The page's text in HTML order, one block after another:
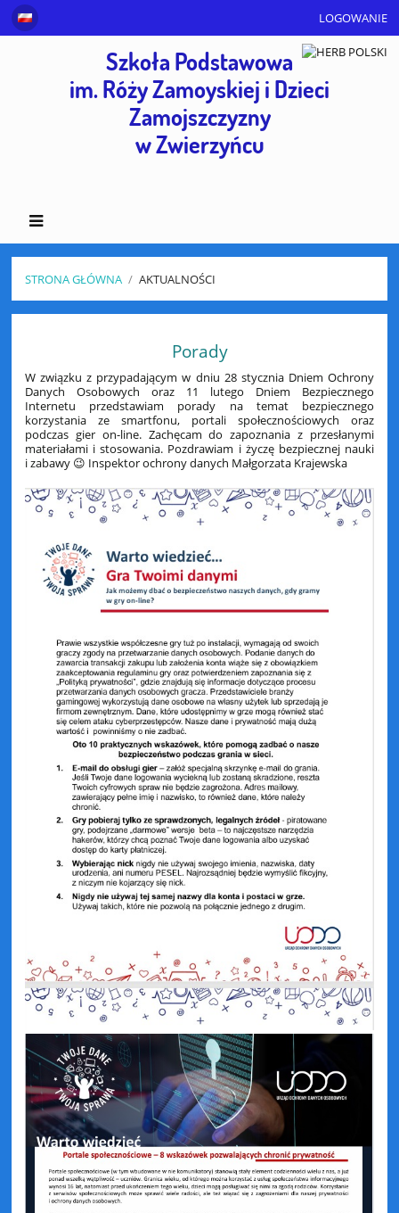
LOGOWANIE
Szkoła Podstawowa
im. Róży Zamoyskiej i Dzieci
Zamojszczyzny
w Zwierzyńcu
STRONA GŁÓWNA / AKTUALNOŚCI
Porady
W związku z przypadającym w dniu 28 stycznia Dniem Ochrony
Danych Osobowych oraz 11 lutego Dniem Bezpiecznego
Internetu przedstawiam porady na temat bezpiecznego
korzystania ze smartfonu, portali społecznościowych oraz
podczas gier on-line. Zachęcam do zapoznania z przesłanymi
materiałami i stosowania. Pozdrawiam i życzę bezpiecznej nauki
i zabawy 😉 Inspektor ochrony danych Małgorzata Krajewska